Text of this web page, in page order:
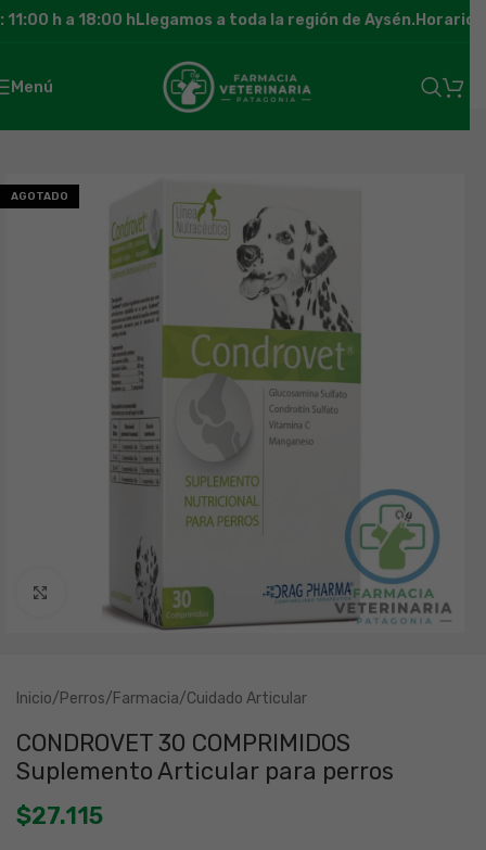
h a 18:00 h Llegamos a toda la región de Aysén.Horario
Menú
AGOTADO
Clic para ampliar
Inicio/Perros/Farmacia/Cuidado Articular
CONDROVET 30 COMPRIMIDOS
Suplemento Articular para perros
$27.115